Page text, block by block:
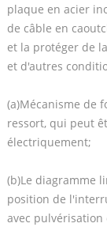
plaque en acier
de câble en
et la protéger de
et d'autres
(a)Mécanisme de
ressort, qui peut
électriquement;
(b)Le diagramme
position de
avec